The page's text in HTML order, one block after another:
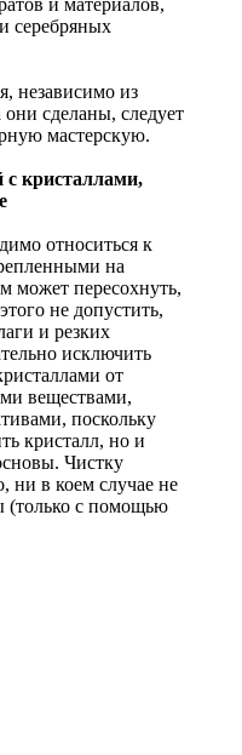
серебряных
независимо из
они сделаны, следует
мастерскую.
кристаллами,
относиться к
на
может пересохнуть,
не допустить,
и резких
исключить
от
веществами,
поскольку
кристалл, но и
Чистку
ни в коем случае не
(только с помощью